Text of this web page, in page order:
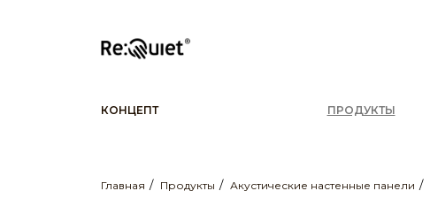
КОНЦЕПТ ПРОДУКТЫ
Главная Продукты Акустические настенные панели